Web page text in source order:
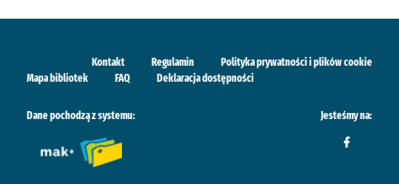
Kontakt Regulamin
Polityka prywatności i plików cookie
Mapa bibliotek
FAQ Deklaracja dostępności
Dane pochodzą z systemu: Jesteśmy na: